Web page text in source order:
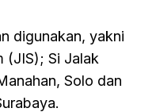
digunakan, yakni
(JIS); Si Jalak
Solo dan